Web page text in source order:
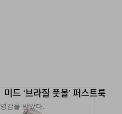
드 ‘브라질 풋볼’ 퍼스트룩
감을 받았다.